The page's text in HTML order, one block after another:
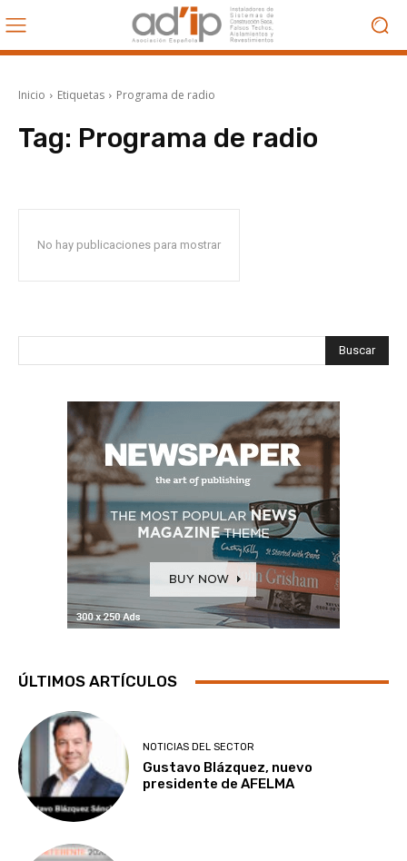
Inicio Etiquetas Programa de radio
Tag: Programa de radio
No hay publicaciones para mostrar
Buscar
ÚLTIMOS ARTÍCULOS
NOTICIAS DEL SECTOR
Gustavo Blázquez, nuevo
presidente de AFELMA